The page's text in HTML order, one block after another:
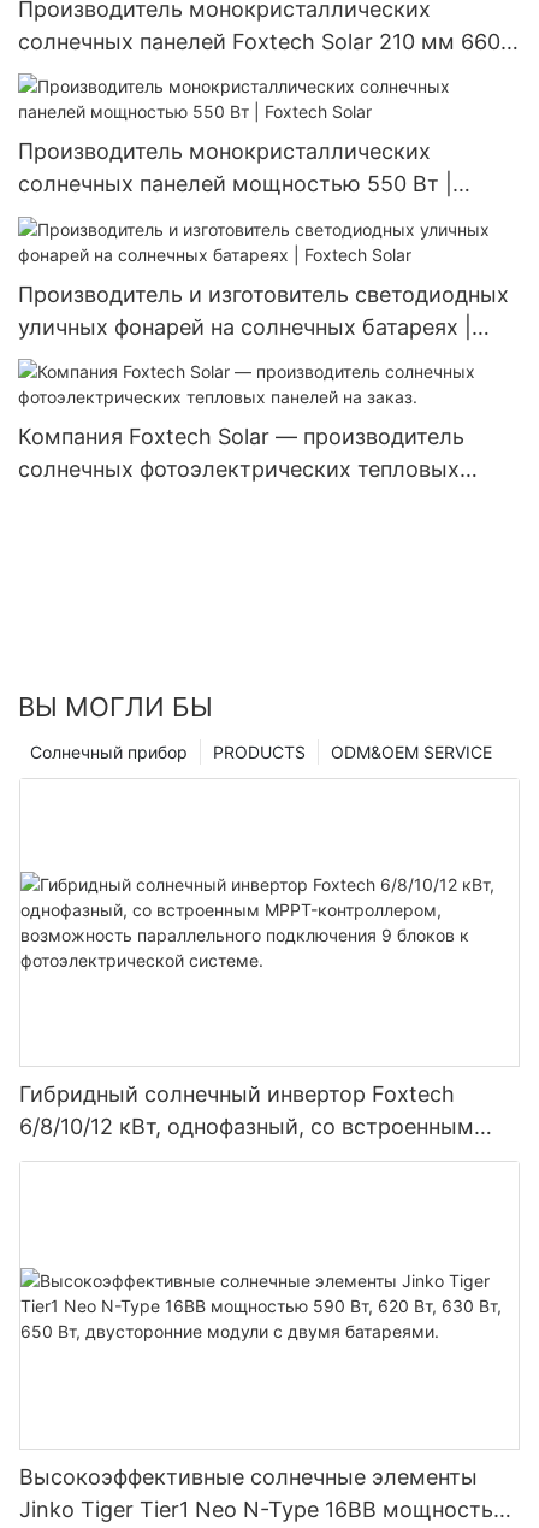
Производитель монокристаллических
солнечных панелей Foxtech Solar 210 мм 660
Вт 670 Вт, разделенных на части, 132 ячейки.
Производитель монокристаллических
солнечных панелей мощностью 550 Вт |
Foxtech Solar
Производитель и изготовитель светодиодных
уличных фонарей на солнечных батареях |
Foxtech Solar
Компания Foxtech Solar — производитель
солнечных фотоэлектрических тепловых
ВЫ МОГЛИ БЫ
ODM&OEM SERVICE
PRODUCTS
Солнечный прибор
Гибридный солнечный инвертор Foxtech
6/8/10/12 кВт, однофазный, со встроенным
MPPT-контроллером, возможность
Высокоэффективные солнечные элементы
Jinko Tiger Tier1 Neo N-Type 16BB мощностью